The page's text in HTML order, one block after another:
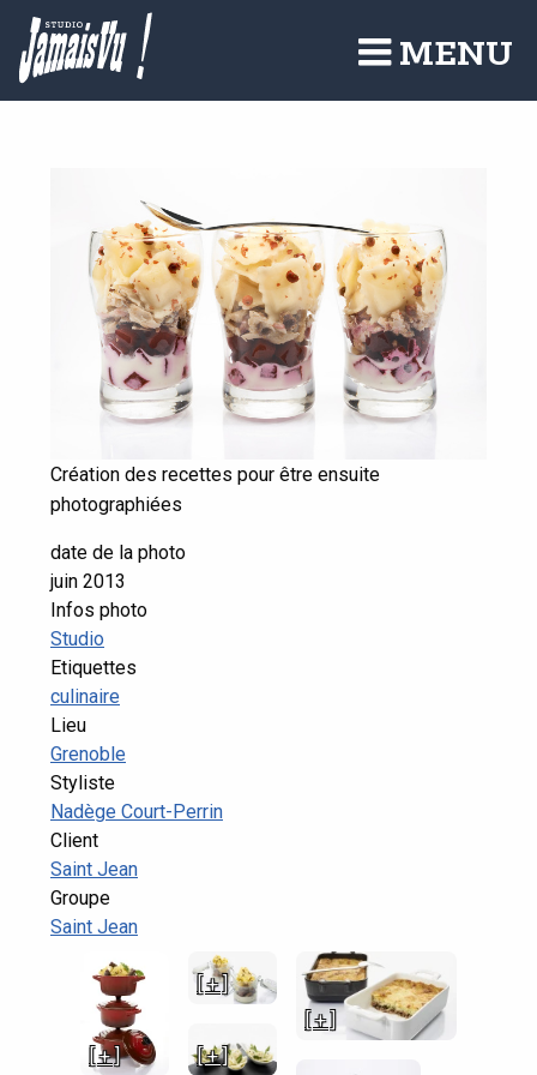
Aller
contenu
principal
MENU
Création des recettes pour être ensuite
photographiées
date de la photo
juin 2013
Infos photo
Studio
Etiquettes
culinaire
Lieu
Grenoble
Styliste
Nadège Court-Perrin
Client
Saint Jean
Groupe
Saint Jean
[ + ]
[ + ]
[ + ]
[ + ]